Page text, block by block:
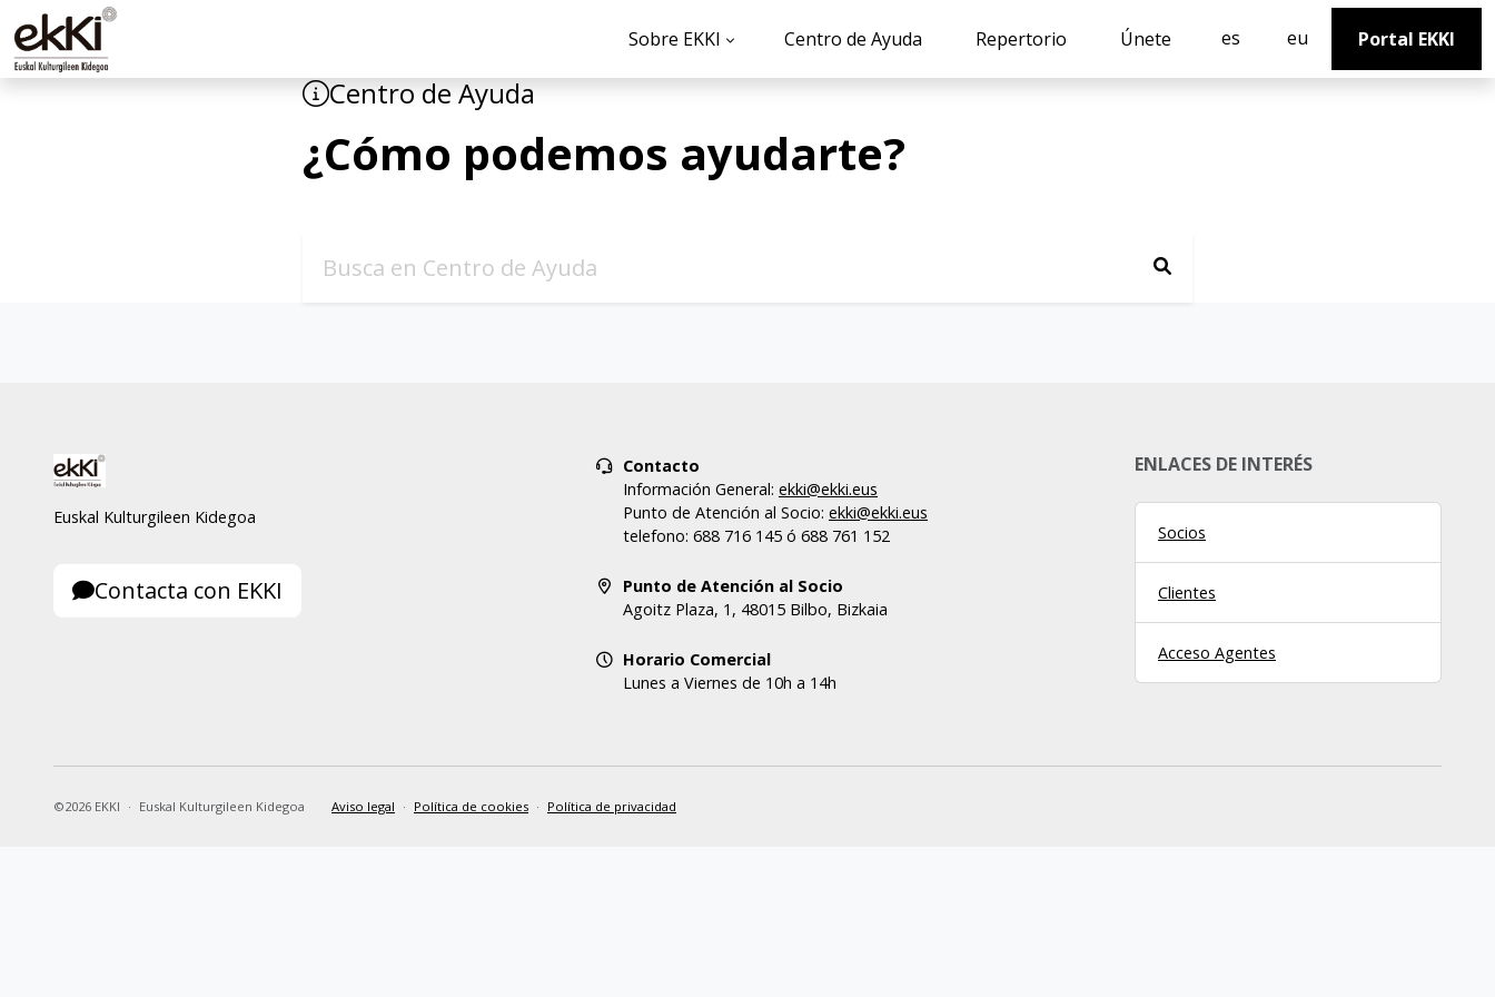
Sobre EKKI Centro de Ayuda Repertorio Únete es eu Portal EKKI
Centro de Ayuda
¿Cómo podemos ayudarte?
Euskal Kulturgileen Kidegoa
Contacta con EKKI
Contacto
Información General: ekki@ekki.eus
Punto de Atención al Socio: ekki@ekki.eus
telefono: 688 716 145 ó 688 761 152
Punto de Atención al Socio
Agoitz Plaza, 1, 48015 Bilbo, Bizkaia
Horario Comercial
Lunes a Viernes de 10h a 14h
ENLACES DE INTERÉS
Socios
Clientes
Acceso Agentes
©2026 EKKI · Euskal Kulturgileen Kidegoa Aviso legal · Política de cookies · Política de privacidad